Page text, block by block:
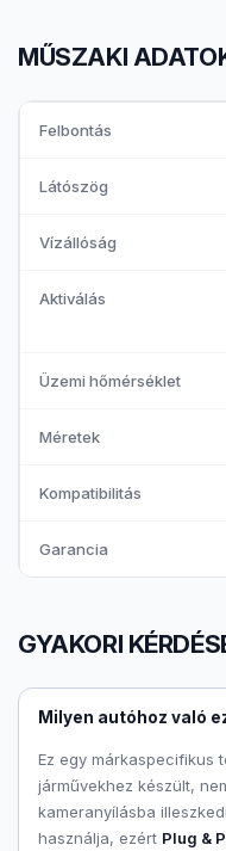
MŰSZAKI
Felbontás
Látószög
Vízállóság
Aktiválás
Üzemi hőmérséklet
Méretek
Kompatibilitás
Garancia
GYAKORI
Milyen autóhoz való
Ez egy márkaspecifikus
járművekhez készült,
kameranyílásba
használja, ezért Plug &